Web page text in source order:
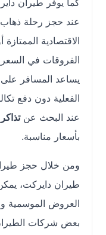
كما يوفر طيران دايركت
عند حجز رحلة ذهاب
الاقتصادية الممتازة أو
الفروقات في السعر
يساعد المسافر على
الفعلية دون دفع تكاليف
عند البحث عنتذاكر
بأسعار مناسبة.
ومن خلال حجز طيران
طيران دايركت، يمكن
العروض الموسمية
بعض شركات الطيران على